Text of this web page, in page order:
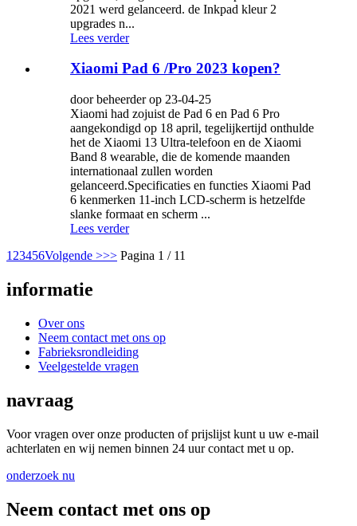
2021 werd gelanceerd. de Inkpad kleur 2
upgrades n...
Lees verder
Xiaomi Pad 6 /Pro 2023 kopen?
door beheerder op 23-04-25
Xiaomi had zojuist de Pad 6 en Pad 6 Pro
aangekondigd op 18 april, tegelijkertijd onthulde
het de Xiaomi 13 Ultra-telefoon en de Xiaomi
Band 8 wearable, die de komende maanden
internationaal zullen worden
gelanceerd.Specificaties en functies Xiaomi Pad
6 kenmerken 11-inch LCD-scherm is hetzelfde
slanke formaat en scherm ...
Lees verder
1 23456Volgende >>> Pagina 1 / 11
informatie
Over ons
Neem contact met ons op
Fabrieksrondleiding
Veelgestelde vragen
navraag
Voor vragen over onze producten of prijslijst kunt u uw e-mail
achterlaten en wij nemen binnen 24 uur contact met u op.
onderzoek nu
Neem contact met ons op